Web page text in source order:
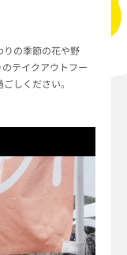
りの季節の花や野
テイクアウトフー
しください。